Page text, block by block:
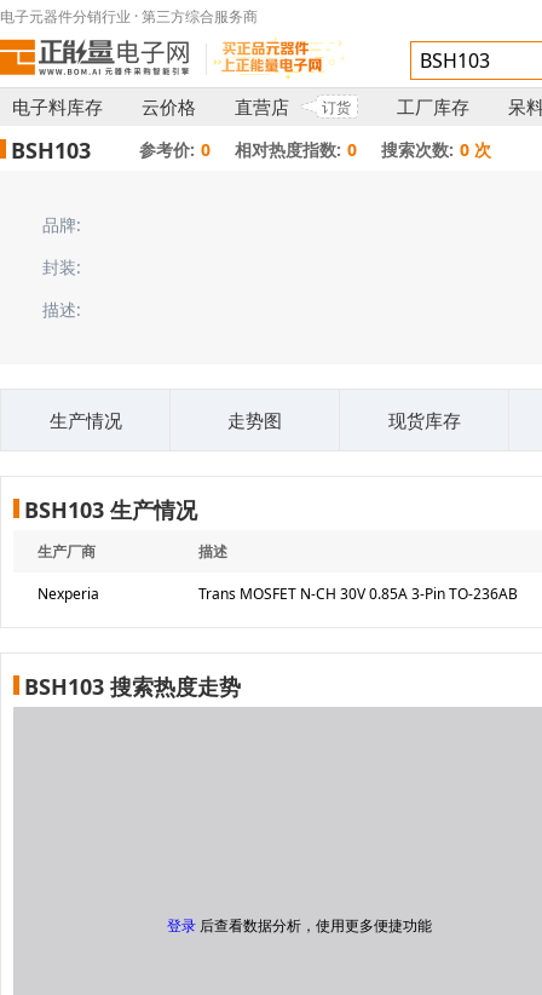
电子元器件分销行业 · 第三方综合服务商
电子料库存 云价格 直营店 订货 工厂库存 呆
BSH103 参考价: 0 相对热度指数: 0 搜索次数: 0 次
品牌:
封装:
描述:
生产情况 走势图 现货库存
BSH103 生产情况
生产厂商 描述
Nexperia Trans MOSFET N-CH 30V 0.85A 3-Pin TO-236AB
BSH103 搜索热度走势
登录 后查看数据分析，使用更多便捷功能